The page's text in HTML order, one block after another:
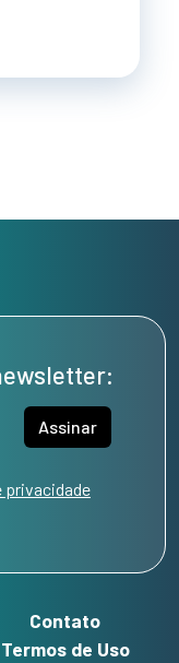
Assinar
privacidade
Contato
Termos de Uso